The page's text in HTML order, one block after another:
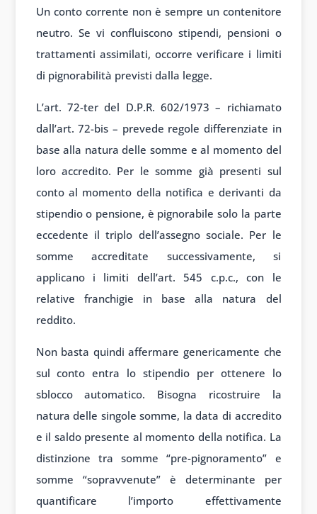
Un conto corrente non è sempre un contenitore
neutro. Se vi confluiscono stipendi, pensioni o
trattamenti assimilati, occorre verificare i limiti
di pignorabilità previsti dalla legge.
L’art. 72-ter del D.P.R. 602/1973 – richiamato
dall’art. 72-bis – prevede regole differenziate in
base alla natura delle somme e al momento del
loro accredito. Per le somme già presenti sul
conto al momento della notifica e derivanti da
stipendio o pensione, è pignorabile solo la parte
eccedente il triplo dell’assegno sociale. Per le
somme accreditate successivamente, si
applicano i limiti dell’art. 545 c.p.c., con le
relative franchigie in base alla natura del
reddito.
Non basta quindi affermare genericamente che
sul conto entra lo stipendio per ottenere lo
sblocco automatico. Bisogna ricostruire la
natura delle singole somme, la data di accredito
e il saldo presente al momento della notifica. La
distinzione tra somme “pre-pignoramento” e
somme “sopravvenute” è determinante per
quantificare l’importo effettivamente